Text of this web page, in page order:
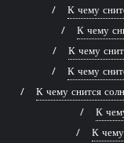
К чему
К чему
К чему
К чему
К чему снится
К
К чему